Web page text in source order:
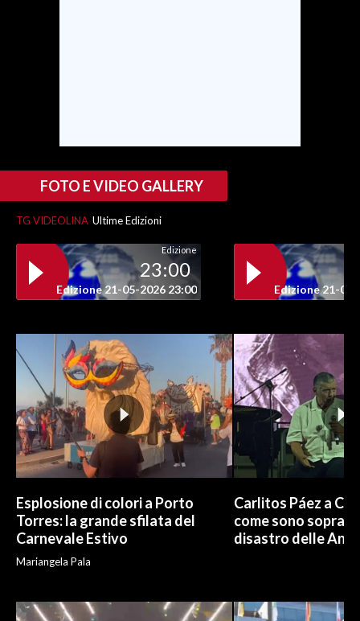
#CARAUNIONE
INSULARITÀ
ABBONATI
ANNUNCI
NECROLOGI
PUBBLICITÀ
SPIAGGE
STORE
FOTO E VIDEO GALLERY
TG VIDEOLINA Ultime Edizioni
Edizione
23:00
Edizione 21-05-2026 23:00 Edizione 21-05-
Esplosione di colori a Porto
Torres: la grande sfilata del
Carnevale Estivo
Mariangela Pala
Carlitos Páez a
come sono
disastro delle